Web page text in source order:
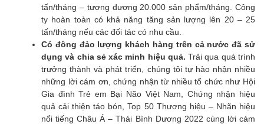
tấn/tháng – tương đương 20.000 sản phẩm/tháng. Công
ty hoàn toàn có khả năng tăng sản lượng lên 20 – 25
tấn/tháng nếu các đối tác có nhu cầu.
Có đông đảo lượng khách hàng trên cả nước đã sử
dụng và chia sẻ xác minh hiệu quả.Trải qua quá trình
trưởng thành và phát triển, chúng tôi tự hào nhận nhiều
những lời cám ơn, chứng nhận từ nhiều tổ chức như Hội
Gia đình Trẻ em Bại Não Việt Nam, Chứng nhận hiệu
quả cải thiện táo bón, Top 50 Thương hiệu – Nhãn hiệu
nổi tiếng Châu Á – Thái Bình Dương 2022 cùng lời cám